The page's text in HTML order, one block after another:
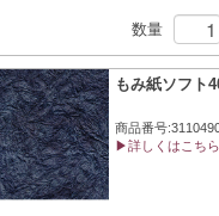
数量
もみ紙ソフト
商品番号
▶詳しくはこちら